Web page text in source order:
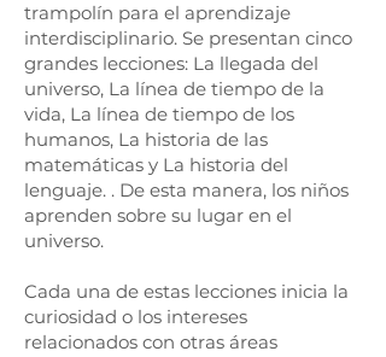
trampolín para el aprendizaje
interdisciplinario. Se presentan cinco
grandes lecciones: La llegada del
universo, La línea de tiempo de la
vida, La línea de tiempo de los
humanos, La historia de las
matemáticas y La historia del
lenguaje. . De esta manera, los niños
aprenden sobre su lugar en el
universo.
Cada una de estas lecciones inicia la
curiosidad o los intereses
relacionados con otras áreas